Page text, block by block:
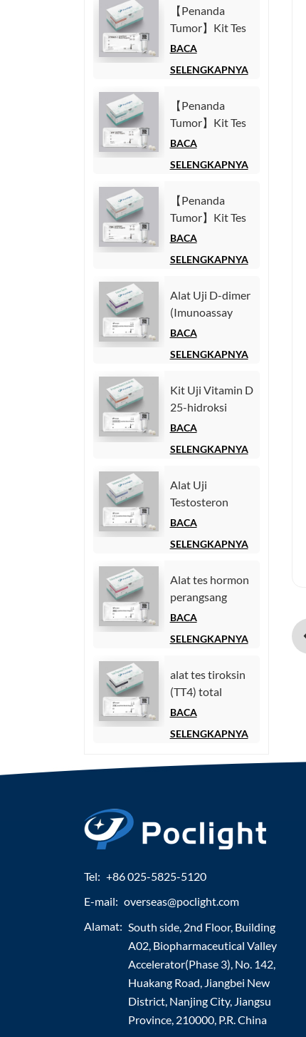
Kemiluminesensi
Homogen)
【Penanda
Tumor】Kit Tes
Fragmen
1 (CYFRA21-1)
Kemiluminesensi
Homogen)
BACA
SELENGKAPNYA
【Penanda
Tumor】Kit Tes
Alfa-Fetoprotein
(Imunoasai
Homogen)
BACA
SELENGKAPNYA
【Penanda
Tumor】Kit Tes
Antigen
(CEA)
Kemiluminesensi
Homogen)
BACA
SELENGKAPNYA
Alat Uji D-dimer
(Imunoassay
Chemiluminescence
BACA
SELENGKAPNYA
Kit Uji Vitamin D
25-hidroksi
(Imunoassay
Homogen))
BACA
SELENGKAPNYA
Alat Uji
Testosteron
(Chemiluminescence
BACA
SELENGKAPNYA
Alat tes hormon
perangsang
folikel (FSH).
BACA
SELENGKAPNYA
alat tes tiroksin
(TT4) total
BACA
SELENGKAPNYA
Tel: +86 025-5825-5120
E-mail: overseas@poclight.com
Alamat: South side, 2nd Floor, Building
A02, Biopharmaceutical Valley
Accelerator(Phase 3), No. 142,
Huakang Road, Jiangbei New
District, Nanjing City, Jiangsu
Province, 210000, P.R. China